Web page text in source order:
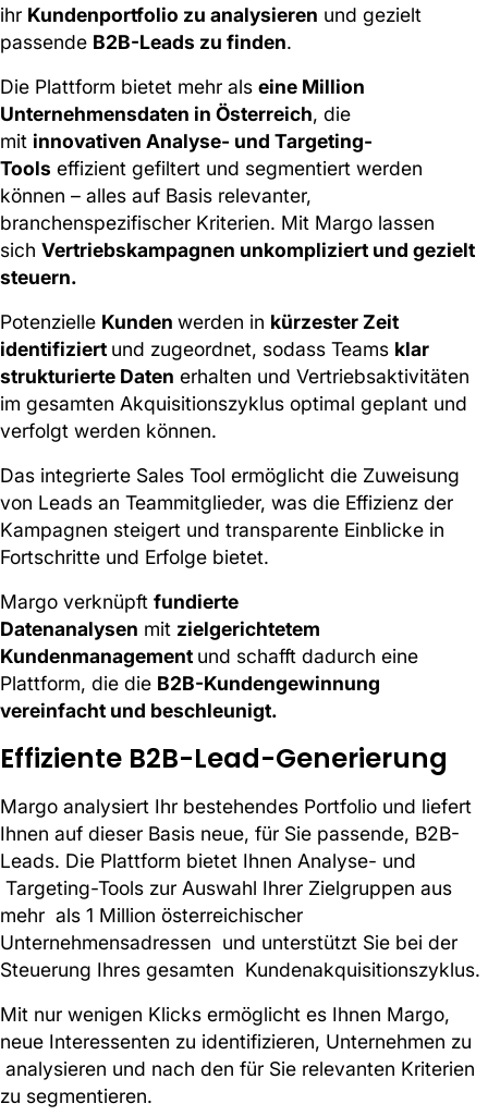
ihr Kundenportfolio zu analysieren und gezielt
passende B2B-Leads zu finden.
Die Plattform bietet mehr als eine Million
Unternehmensdaten in Österreich, die
mit innovativen Analyse- und Targeting-
Tools effizient gefiltert und segmentiert werden
können – alles auf Basis relevanter,
branchenspezifischer Kriterien. Mit Margo lassen
sich Vertriebskampagnen unkompliziert und gezielt
steuern.
Potenzielle Kunden werden in kürzester Zeit
identifiziert und zugeordnet, sodass Teams klar
strukturierte Daten erhalten und Vertriebsaktivitäten
im gesamten Akquisitionszyklus optimal geplant und
verfolgt werden können.
Das integrierte Sales Tool ermöglicht die Zuweisung
von Leads an Teammitglieder, was die Effizienz der
Kampagnen steigert und transparente Einblicke in
Fortschritte und Erfolge bietet.
Margo verknüpft fundierte
Datenanalysen mit zielgerichtetem
Kundenmanagement und schafft dadurch eine
Plattform, die die B2B-Kundengewinnung
vereinfacht und beschleunigt.
Effiziente B2B-Lead-Generierung
Margo analysiert Ihr bestehendes Portfolio und liefert
Ihnen auf dieser Basis neue, für Sie passende, B2B-
Leads. Die Plattform bietet Ihnen Analyse- und
Targeting-Tools zur Auswahl Ihrer Zielgruppen aus
mehr als 1 Million österreichischer
Unternehmensadressen und unterstützt Sie bei der
Steuerung Ihres gesamten Kundenakquisitionszyklus.
Mit nur wenigen Klicks ermöglicht es Ihnen Margo,
neue Interessenten zu identifizieren, Unternehmen zu
analysieren und nach den für Sie relevanten Kriterien
zu segmentieren.